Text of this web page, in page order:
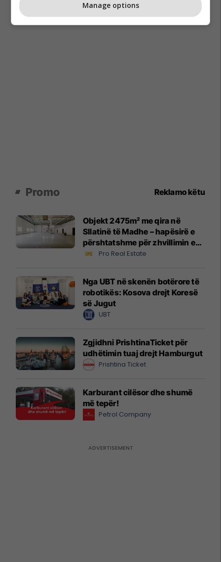
Promo Reklamo këtu
Objekt 2475m² me qira në
Sllatinë të Madhe – hapësirë e
përshtatshme për zhvillimin e
biznesit #16068
Pro Real Estate
Nga UBT në skenën botërore të
robotikës: Kosova drejt Koresë
së Jugut
UBT
Zgjidhni PrishtinaTicket për
udhëtimin tuaj drejt Hamburgut
Prishtina Ticket
Karburant cilësor dhe shumë
më tepër!
Petrol Company
Manage options